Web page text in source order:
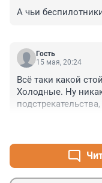
А чьи
Гость
15 мая, 20:24
Всё таки какой
Холодные. Ну